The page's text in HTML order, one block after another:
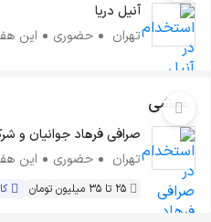
آنیل دریا
تهران
حضوری این
منشی
صرافی فرهاد جوانیان و
تهران
حضوری این
25 تا 35 میلیون تومان